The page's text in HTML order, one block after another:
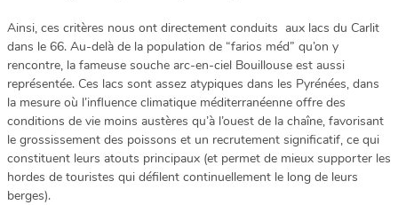
Ainsi, ces critères nous ont directement conduits aux lacs du Carlit
dans le 66. Au-delà de la population de “farios méd” qu’on y
rencontre, la fameuse souche arc-en-ciel Bouillouse est aussi
représentée. Ces lacs sont assez atypiques dans les Pyrénées, dans
la mesure où l’influence climatique méditerranéenne offre des
conditions de vie moins austères qu’à l’ouest de la chaîne, favorisant
le grossissement des poissons et un recrutement significatif, ce qui
constituent leurs atouts principaux (et permet de mieux supporter les
hordes de touristes qui défilent continuellement le long de leurs
berges).